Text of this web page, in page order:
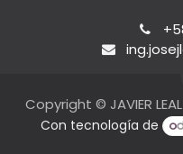
Copyright © JAVIER
Con tecnología de